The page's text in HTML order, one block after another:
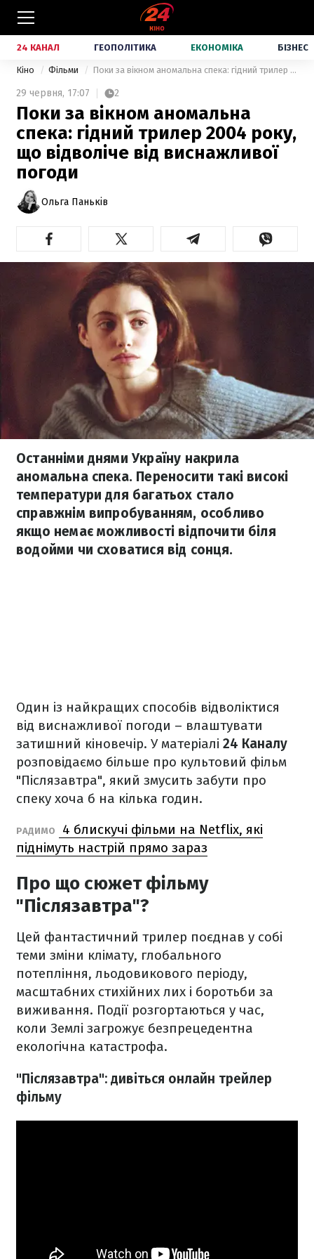
24 КАНАЛ ГЕОПОЛІТИКА ЕКОНОМІКА БІЗНЕС
Кіно Фільми Поки за вікном аномальна спека: гідний трилер 2004 року, що відволіче від виснажливої погоди
29 червня, 17:07 2
Поки за вікном аномальна
спека: гідний трилер 2004 року,
що відволіче від виснажливої
погоди
Ольга Паньків
Останніми днями Україну накрила
аномальна спека. Переносити такі високі
температури для багатьох стало
справжнім випробуванням, особливо
якщо немає можливості відпочити біля
водойми чи сховатися від сонця.
Один із найкращих способів відволіктися
від виснажливої погоди – влаштувати
затишний кіновечір. У матеріалі 24 Каналу
розповідаємо більше про культовий фільм
"Післязавтра", який змусить забути про
спеку хоча б на кілька годин.
РАДИМО
4 блискучі фільми на Netflix, які
піднімуть настрій прямо зараз
Про що сюжет фільму
"Післязавтра"?
Цей фантастичний трилер поєднав у собі
теми зміни клімату, глобального
потепління, льодовикового періоду,
масштабних стихійних лих і боротьби за
виживання. Події розгортаються у час,
коли Землі загрожує безпрецедентна
екологічна катастрофа.
"Післязавтра": дивіться онлайн трейлер
фільму